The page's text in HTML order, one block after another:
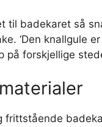
til badekaret så
‘Den knallgule
forskjellige